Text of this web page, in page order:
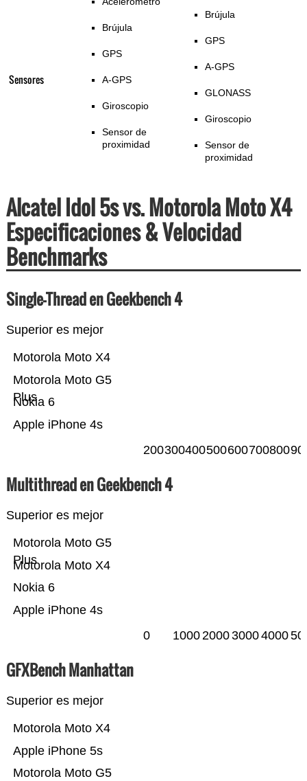
Sensores
Brújula
GPS
A-GPS
Giroscopio
Sensor de
proximidad
Brújula
GPS
A-GPS
GLONASS
Giroscopio
Sensor de
proximidad
Alcatel Idol 5s vs. Motorola Moto X4
Especificaciones & Velocidad
Benchmarks
Single-Thread en Geekbench 4
Superior es mejor
Apple iPhone 4s
Nokia 6
Motorola Moto G5
Plus
Motorola Moto X4
200300400500600700800
Multithread en Geekbench 4
Superior es mejor
Apple iPhone 4s
Nokia 6
Motorola Moto X4
Motorola Moto G5
Plus
0 1000200030004000
GFXBench Manhattan
Superior es mejor
Motorola Moto G5
Apple iPhone 5s
Motorola Moto X4